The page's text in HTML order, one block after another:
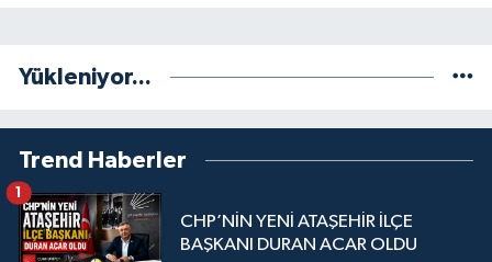
Yükleniyor...
Trend Haberler
CHP’NİN YENİ ATAŞEHİR İLÇE
BAŞKANI DURAN ACAR OLDU
1